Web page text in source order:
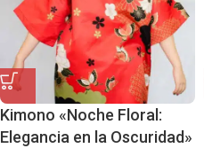
Kimono «Noche Floral:
Elegancia en la Oscuridad»